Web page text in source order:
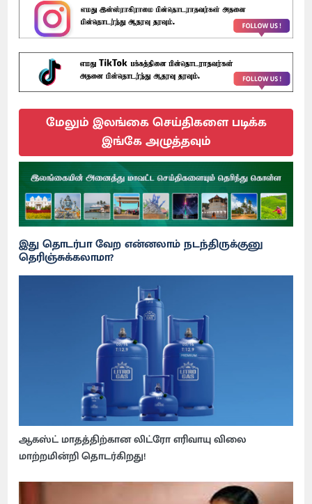
மேலும் இலங்கை செய்திகளை படிக்க
இங்கே அழுத்தவும்
இது தொடர்பா வேற என்னலாம் நடந்திருக்குனு
தெரிஞ்சுக்கலாமா?
ஆகஸ்ட் மாதத்திற்கான லிட்ரோ எரிவாயு விலை
மாற்றமின்றி தொடர்கிறது!